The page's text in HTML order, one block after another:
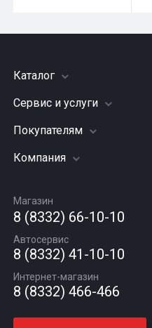
Каталог
Шины
Грузовые шины
Диски
Автомасла
Сервис и услуги
Заправка кондиционера
Подвеска (ходовая часть)
Шиномонтаж
Покупателям
Акции
Гарантии и возврат
Компания
Вакансии
Новости
Статьи
Контакты
Магазин
8 (8332) 66-10-10
Автосервис
8 (8332) 41-10-10
Интернет-магазин
8 (8332) 466-466